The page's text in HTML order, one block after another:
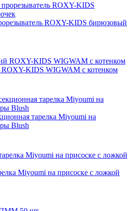
ROXY-KIDS бирюзовый
KIDS WIGWAM с котенком
тарелка Мiyoumi на
Blush
Мiyoumi на присоске с ложкой